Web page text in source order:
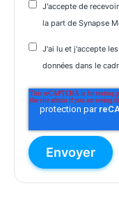
J'accepte de
la part de Synapse
J'ai lu et j'accepte
données dans le